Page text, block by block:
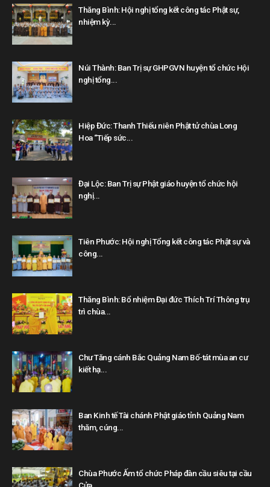
Thăng Bình: Hội nghị tổng kết công tác Phật sự,
nhiệm kỳ...
Núi Thành: Ban Trị sự GHPGVN huyện tổ chức Hội
nghị tổng...
Hiệp Đức: Thanh Thiếu niên Phật tử chùa Long
Hoa “Tiếp sức...
Đại Lộc: Ban Trị sự Phật giáo huyện tổ chức hội
nghị...
Tiên Phước: Hội nghị Tổng kết công tác Phật sự và
công...
Thăng Bình: Bổ nhiệm Đại đức Thích Trí Thông trụ
trì chùa...
Chư Tăng cánh Bắc Quảng Nam Bố-tát mùa an cư
kiết hạ...
Ban Kinh tế Tài chánh Phật giáo tỉnh Quảng Nam
thăm, cúng...
Chùa Phước Ấm tổ chức Pháp đàn cầu siêu tại cầu
Cửa...